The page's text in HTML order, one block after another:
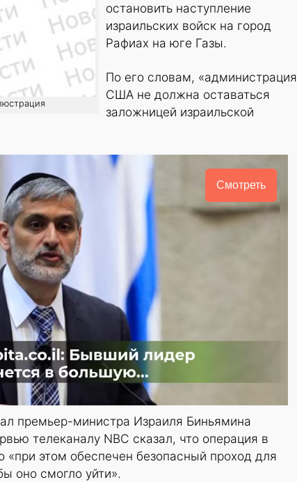
остановить наступление
израильских войск на город
Рафиах на юге Газы.
По его словам, «администрация
США не должна оставаться
заложницей израильской
Смотреть
премьер-министра Израиля Биньямина
телеканалу NBC сказал, что операция в
этом обеспечен безопасный проход для
оно смогло уйти».